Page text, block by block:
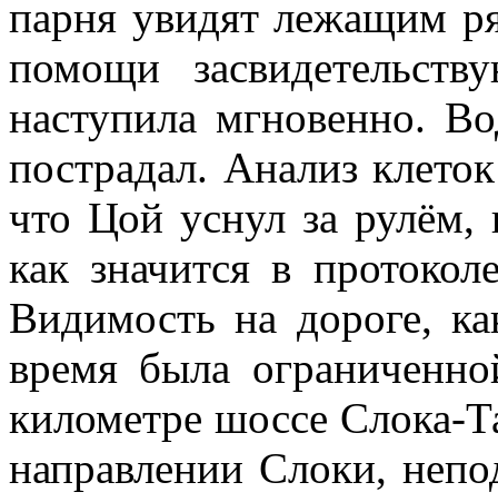
парня увидят лежащим
помощи
наступила мгновенно.
пострадал. Анализ
что Цой уснул за рулём,
как значится в
Видимость на дороге,
время была
километре шоссе Слока-
направлении Слоки,